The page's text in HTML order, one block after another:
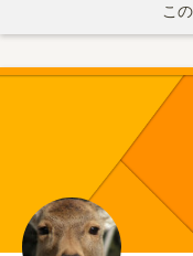
こ